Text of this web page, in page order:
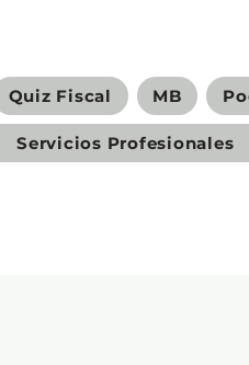
Quiz Fiscal MB
Servicios Profesionales